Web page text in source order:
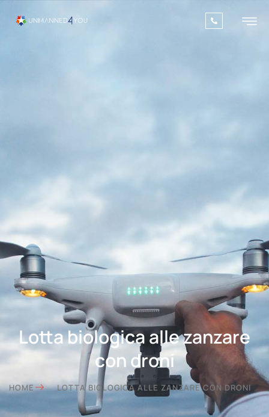
Lotta biologica alle zanzare
con droni
HOME LOTTA BIOLOGICA ALLE ZANZARE CON DRONI